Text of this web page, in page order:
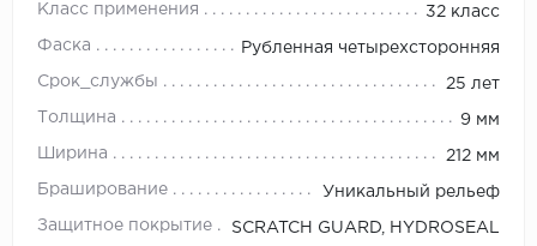
Класс применения 32 класс
Фаска Рубленная четырехсторонняя
Срок_службы 25 лет
Толщина 9 мм
Ширина 212 мм
Браширование Уникальный рельеф
Защитное покрытие SCRATCH GUARD, HYDROSEAL